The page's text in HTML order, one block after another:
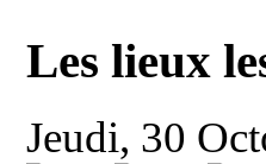
Les lieux
Jeudi, 30